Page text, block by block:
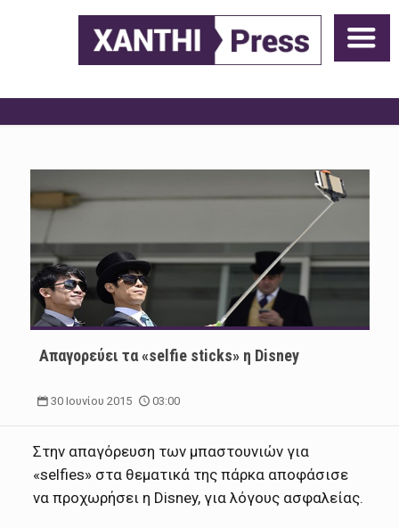
Απαγορεύει τα «selfie sticks» η Disney
30 Ιουνίου 2015 03:00
Στην απαγόρευση των μπαστουνιών για
«selfies» στα θεματικά της πάρκα αποφάσισε
να προχωρήσει η Disney, για λόγους ασφαλείας.